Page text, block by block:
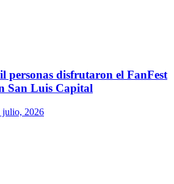
personas disfrutaron el FanFest
San Luis Capital
julio, 2026